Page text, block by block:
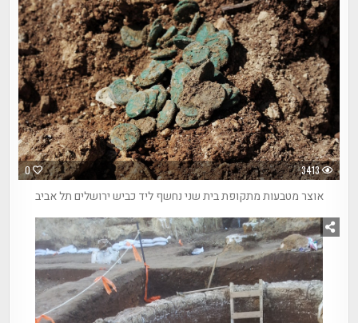
0 3413
אוצר מטבעות מתקופת בית שני נחשף ליד כביש ירושלים תל אביב